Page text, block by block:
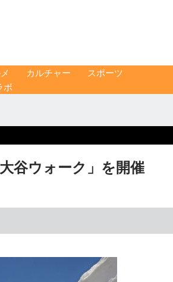
カルチャー
スポーツ
ボ
谷ウォーク」を開催